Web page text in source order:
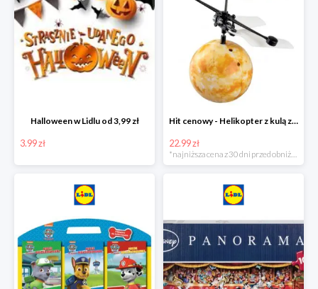
Halloween w Lidlu od 3,99 zł
3.99 zł
Hit cenowy - Helikopter z kulą z podświetleniem LED
22.99 zł
*najniższa cena z 30 dni przed obniżką